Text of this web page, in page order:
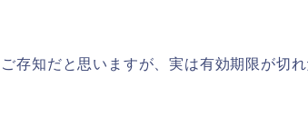
存知だと思いますが、実は有効期限が切